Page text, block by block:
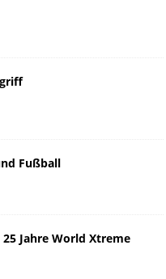
Fußball
25 Jahre World Xtreme